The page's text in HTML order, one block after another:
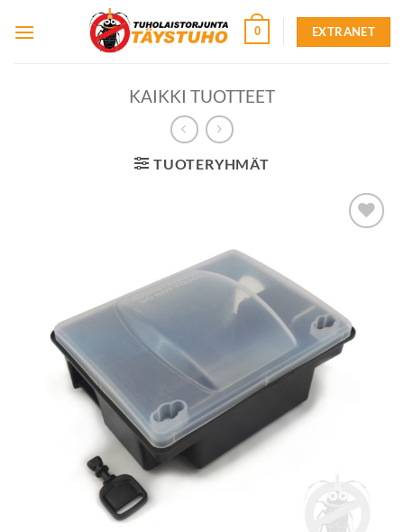
0 EXTRANET
KAIKKI TUOTTEET
TUOTERYHMÄT